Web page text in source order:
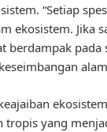
“Setiap
ekosistem. Jika
berdampak pada
tropis yang